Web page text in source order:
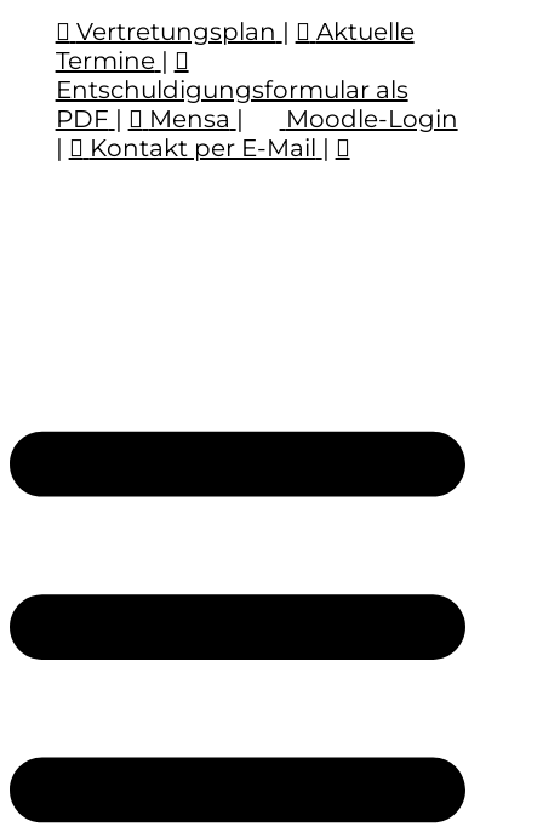
Vertretungsplan |
Aktuelle
Termine |
Entschuldigungsformular als
PDF | Mensa |
Moodle-Login
|
Kontakt per E-Mail |